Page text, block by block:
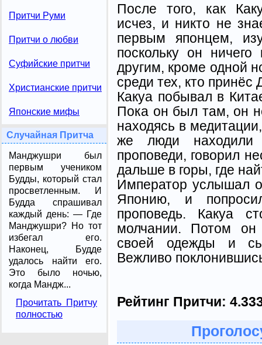
Притчи Руми
Притчи о любви
Суфийские притчи
Христианские притчи
Японские мифы
Случайная Притча
Манджушри был
первым учеником
Будды, кото­рый стал
просветленным. И
Будда спрашивал
каждый день: — Где
Манджушри? Но тот
избегал его.
Наконец, Будде
удалось найти его.
Это было ночью,
когда Мандж...
Прочитать Притчу
полностью
После того, как
исчез, и никто не
первым японцем,
поскольку он
другим, кроме одной
среди тех, кто принёс
Какуа побывал в
Пока он был там, он
находясь в
же люди находили
проповеди, говорил
дальше в горы, где
Император услышал о
Японию, и
проповедь. Какуа
молчании. Потом он
своей одежды и
Вежливо
Рейтинг Притчи: